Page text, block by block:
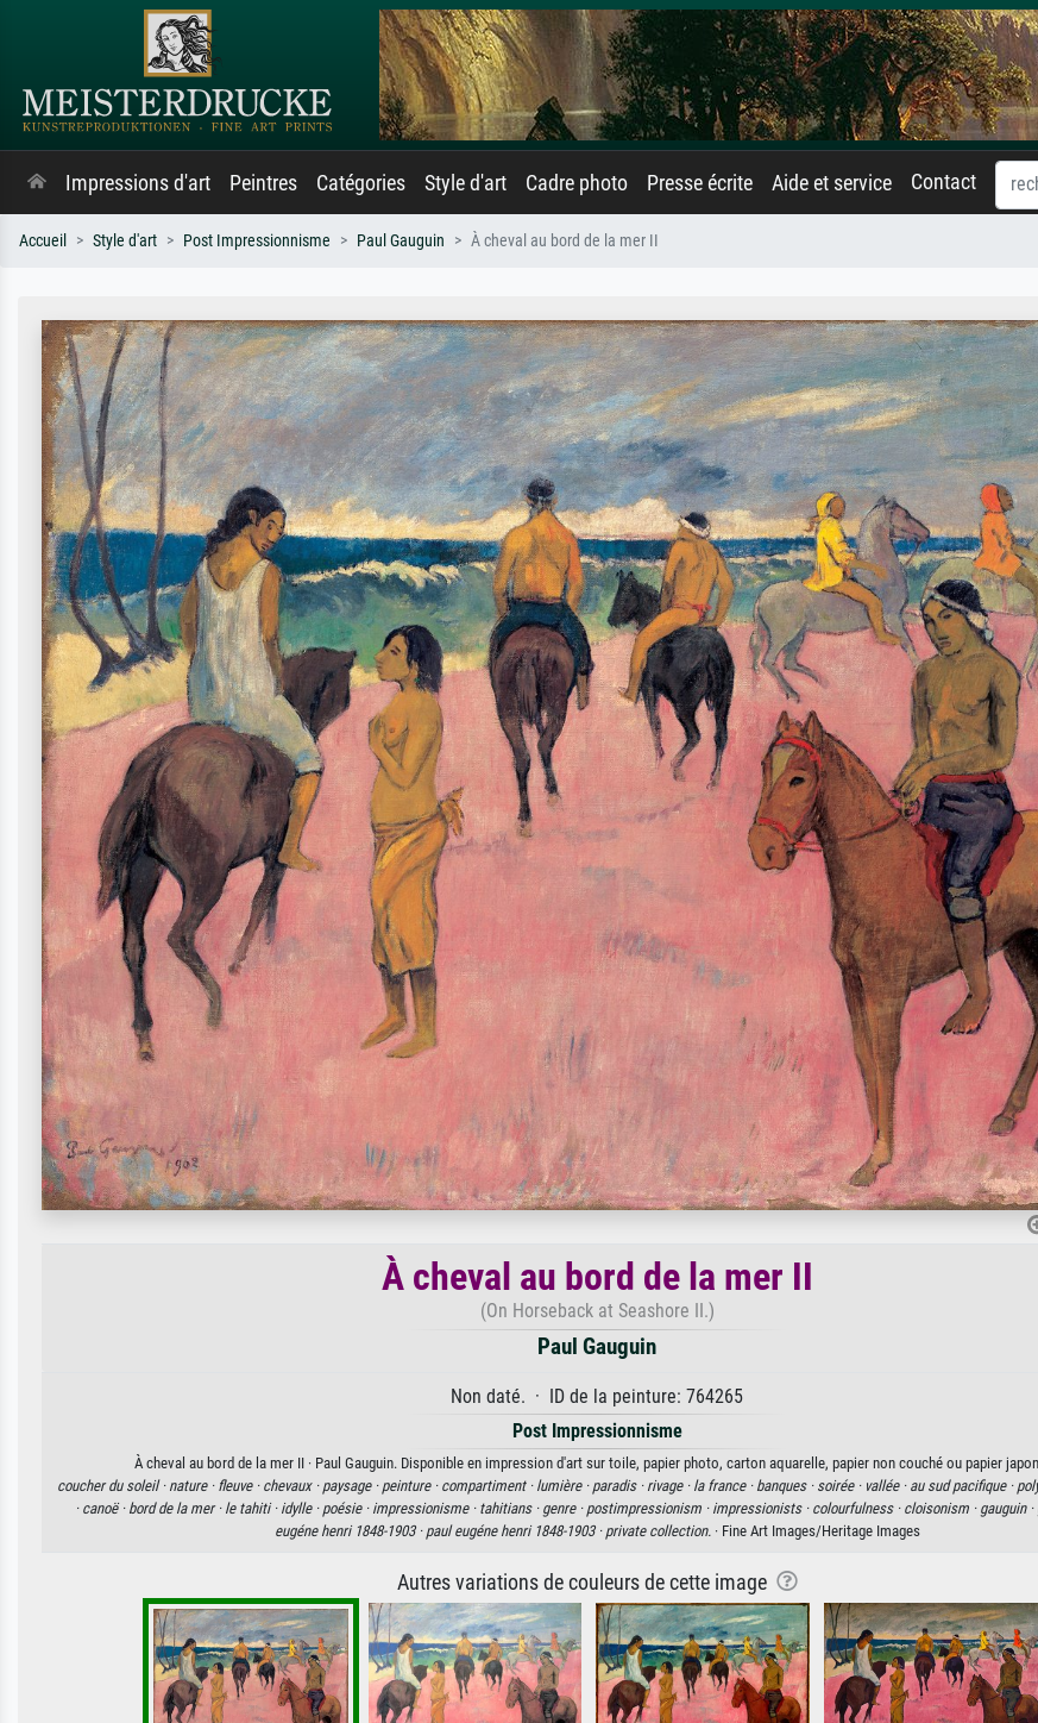
Impressions d'art Peintres Catégories Style d'art Cadre photo Presse écrite Aide et service Contact
Accueil Style d'art Post Impressionnisme Paul Gauguin À cheval au bord de la mer II
À cheval au bord de la mer II
(On Horseback at Seashore II.)
Paul Gauguin
Non daté. · ID de la peinture: 764265
Post Impressionnisme
À cheval au bord de la mer II · Paul Gauguin. Disponible en impression d'art sur toile, papier photo, carton aquarelle, papier non couché ou papier
coucher du soleil · nature · fleuve · chevaux · paysage · peinture · compartiment · lumière · paradis · rivage · la france · banques · soirée · vallée · au sud pacifique ·
· canoë · bord de la mer · le tahiti · idylle · poésie · impressionisme · tahitians · genre · postimpressionism · impressionists · colourfulness · cloisonism · gauguin ·
eugéne henri 1848-1903 · paul eugéne henri 1848-1903 · private collection. · Fine Art Images/Heritage Images
Autres variations de couleurs de cette image